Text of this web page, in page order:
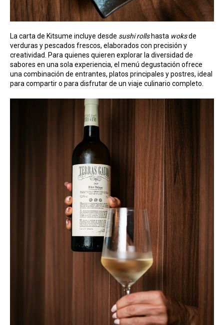
La carta de Kitsume incluye desde sushi rollshasta woksde
verduras y pescados frescos, elaborados con precisión y
creatividad. Para quienes quieren explorar la diversidad de
sabores en una sola experiencia, el menú degustación ofrece
una combinación de entrantes, platos principales y postres, ideal
para compartir o para disfrutar de un viaje culinario completo.